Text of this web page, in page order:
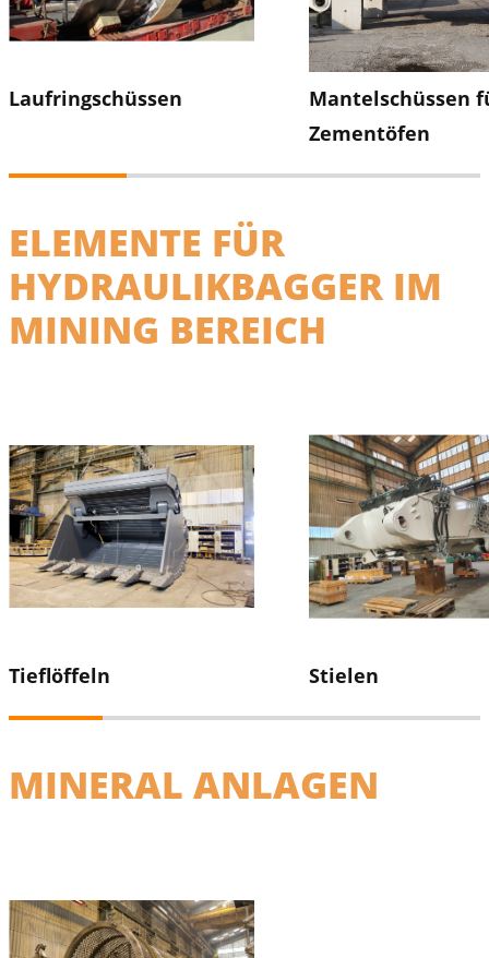
Laufringschüssen
Mantelschüssen
Zementöfen
ELEMENTE FÜR
HYDRAULIKBAGGER IM
MINING BEREICH
Tieflöffeln Stielen
MINERAL ANLAGEN